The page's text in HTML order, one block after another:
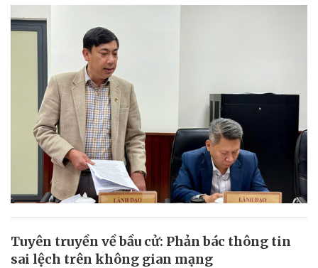
Tuyên truyền về bầu cử: Phản bác thông tin
sai lệch trên không gian mạng